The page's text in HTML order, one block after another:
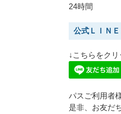
24時間
公式ＬＩＮＥ
↓こちらをクリ
パスご利用者
是非、お友だ